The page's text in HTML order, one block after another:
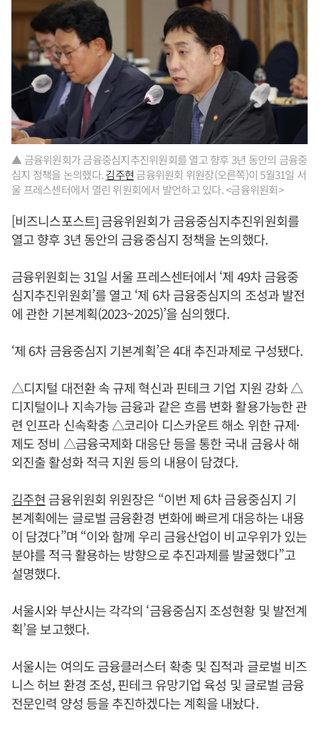
▲ 금융위원회가 금융중심지추진위원회를 열고 향후 3년 동안의 금융중
심지 정책을 논의했다.김주현 금융위원회 위원장(오른쪽)이 5월31일 서
울 프레스센터에서 열린 위원회에서 발언하고 있다. <금융위원회>
[비즈니스포스트] 금융위원회가 금융중심지추진위원회를
열고 향후 3년 동안의 금융중심지 정책을 논의했다.
금융위원회는 31일 서울 프레스센터에서 ‘제 49차 금융중
심지추진위원회’를 열고 ‘제 6차 금융중심지의 조성과 발전
에 관한 기본계획(2023~2025)’을 심의했다.
‘제 6차 금융중심지 기본계획’은 4대 추진과제로 구성됐다.
△디지털 대전환 속 규제 혁신과 핀테크 기업 지원 강화 △
디지털이나 지속가능 금융과 같은 흐름 변화 활용가능한 관
련 인프라 신속확충 △코리아 디스카운트 해소 위한 규제·
제도 정비 △금융국제화 대응단 등을 통한 국내 금융사 해
외진출 활성화 적극 지원 등의 내용이 담겼다.
김주현 금융위원회 위원장은 “이번 제 6차 금융중심지 기
본계획에는 글로벌 금융환경 변화에 빠르게 대응하는 내용
이 담겼다”며 “이와 함께 우리 금융산업이 비교우위가 있는
분야를 적극 활용하는 방향으로 추진과제를 발굴했다”고
설명했다.
서울시와 부산시는 각각의 ‘금융중심지 조성현황 및 발전계
획’을 보고했다.
서울시는 여의도 금융클러스터 확충 및 집적과 글로벌 비즈
니스 허브 환경 조성, 핀테크 유망기업 육성 및 글로벌 금융
전문인력 양성 등을 추진하겠다는 계획을 내놨다.